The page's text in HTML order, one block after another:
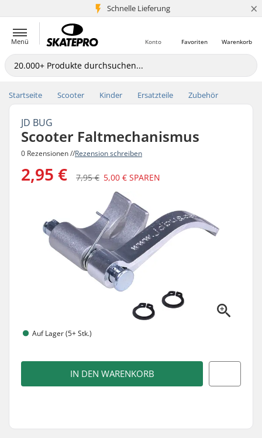
Schnelle Lieferung
5+ Mio. Kunden ×
Menü Warenkorb
Favoriten
Konto
Startseite Scooter Kinder Ersatzteile Zubehör
JD BUG
Scooter Faltmechanismus
0 Rezensionen //Rezension schreiben
2,95 € 7,95 € 5,00 € SPAREN
Auf Lager (5+ Stk.)
IN DEN WARENKORB